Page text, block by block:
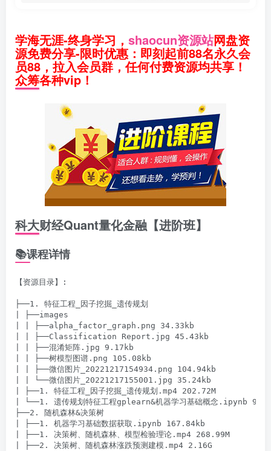
学海无涯-终身学习， shaocun资源站网盘资
源免费分享-限时优惠：即刻起前88名永久会
员88，拉入会员群，任何付费资源均共享！
众筹各种vip！
科大财经Quant量化金融【进阶班】
📚课程详情
【资源目录】:
├──1. 特征工程_因子挖掘_遗传规划
| ├──images
| | ├──alpha_factor_graph.png 34.33kb
| | ├──Classification Report.jpg 45.43kb
| | ├──混淆矩阵.jpg 9.17kb
| | ├──树模型图谱.png 105.08kb
| | ├──微信图片_20221217154934.png 104.94kb
| | └──微信图片_20221217155001.jpg 35.24kb
| ├──1. 特征工程_因子挖掘_遗传规划.mp4 202.72M
| └──1. 遗传规划特征工程gplearn&机器学习基础概念.ipynb
├──2. 随机森林&决策树
| ├──1. 机器学习基础数据获取.ipynb 167.84kb
| ├──1. 决策树、随机森林、模型检验理论.mp4 268.99M
| ├──2. 决策树、随机森林涨跌预测建模.mp4 2.16G